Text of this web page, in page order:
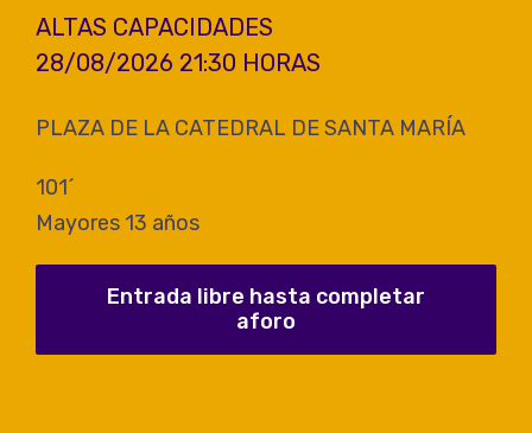
ALTAS CAPACIDADES
28/08/2026 21:30 HORAS
PLAZA DE LA CATEDRAL DE SANTA MARÍA
101´
Mayores 13 años
Entrada libre hasta completar
aforo